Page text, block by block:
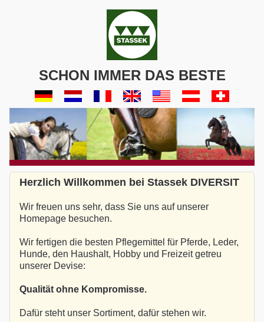
SCHON IMMER DAS BESTE
Herzlich Willkommen bei Stassek DIVERSIT
Wir freuen uns sehr, dass Sie uns auf unserer
Homepage besuchen.
Wir fertigen die besten Pflegemittel für Pferde, Leder,
Hunde, den Haushalt, Hobby und Freizeit getreu
unserer Devise:
Qualität ohne Kompromisse.
Dafür steht unser Sortiment, dafür stehen wir.